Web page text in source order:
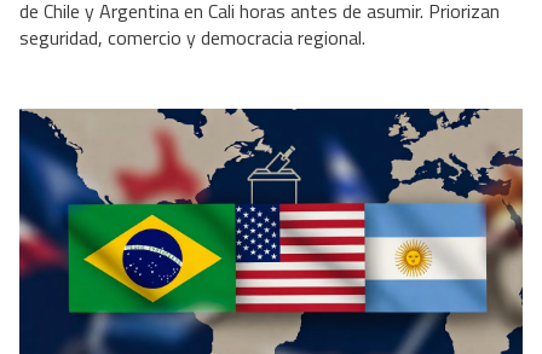
de Chile y Argentina en Cali horas antes de asumir. Priorizan
seguridad, comercio y democracia regional.